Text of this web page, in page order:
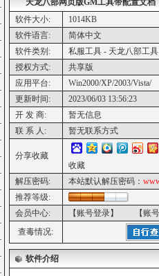
天龙八部网页版GM工具带配置文档
软件大小:
1014KB
软件语言:
简体中文
软件类别:
私服工具 - 天龙八部工具
授权方式:
共享版
应用平台:
Win2000/XP/2003/Vista/
更新时间:
2023/06/03 13:56:23
开 发 商:
暂无信息
联 系 人:
暂无联系方式
分享收藏
收藏
解压密码:
本站默认解压密码：
推荐等级:
会员中心:
【账号登录】
【账
查毒情况:
软件介绍